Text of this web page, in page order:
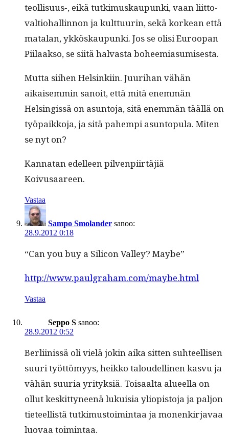
teollisuus‑, eikä tutkimuskaupun­ki, vaan liit­to­
val­tio­hallinnon ja kult­tuurin, sekä korkean että
mata­lan, ykköskaupun­ki. Jos se olisi Euroopan
Piilaak­so, se siitä hal­vas­ta boheemiasumisesta.
Mut­ta siihen Helsinki­in. Juuri­han vähän
aikaisem­min sanoit, että mitä enem­män
Helsingis­sä on asun­to­ja, sitä enem­män tääl­lä on
työ­paikko­ja, ja sitä pahempi asun­top­u­la. Miten
se nyt on?
Kan­natan edelleen pil­ven­pi­irtäjiä
Koivusaareen.
Vastaa
Sampo Smolander sanoo:
28.9.2012 0:18
“Can you buy a Sil­i­con Val­ley? Maybe”
http://www.paulgraham.com/maybe.html
Vastaa
Seppo S sanoo:
28.9.2012 0:52
Berli­inis­sä oli vielä jokin aika sit­ten suh­teel­lisen
suuri työt­tömyys, heikko taloudelli­nen kasvu ja
vähän suuria yri­tyk­siä. Toisaal­ta alueel­la on
ollut keskit­tyneenä lukuisia yliopis­to­ja ja paljon
tieteel­listä tutkimus­toim­intaa ja mon­enkir­javaa
luo­vaa toimintaa.